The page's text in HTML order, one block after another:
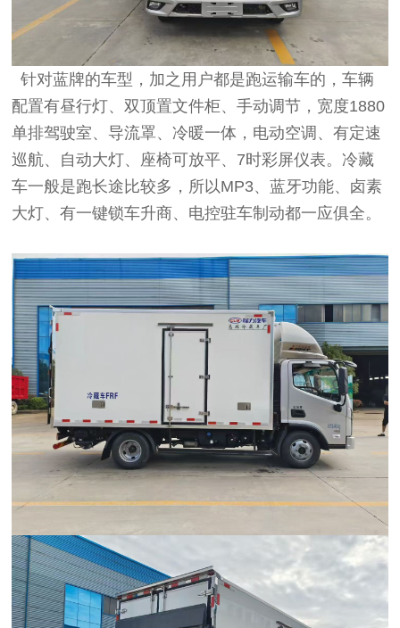
针对蓝牌的车型，加之用户都是跑运输车的，车辆
配置有昼行灯、双顶置文件柜、手动调节，宽度1880
单排驾驶室、导流罩、冷暖一体，电动空调、有定速
巡航、自动大灯、座椅可放平、7时彩屏仪表。冷藏
车一般是跑长途比较多，所以MP3、蓝牙功能、卤素
大灯、有一键锁车升商、电控驻车制动都一应俱全。